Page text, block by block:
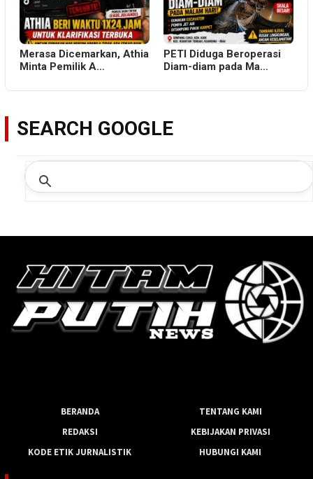
Merasa Dicemarkan, Athia
Minta Pemilik A…
PETI Diduga Beroperasi
Diam-diam pada Ma…
SEARCH GOOGLE
BERANDA
TENTANG KAMI
REDAKSI
KEBIJAKAN PRIVASI
KODE ETIK JURNALISTIK
HUBUNGI KAMI